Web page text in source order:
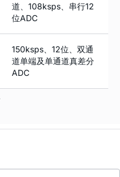
道、108ksps、串行12
位ADC
150ksps、12位、双通
道单端及单通道真差分
ADC